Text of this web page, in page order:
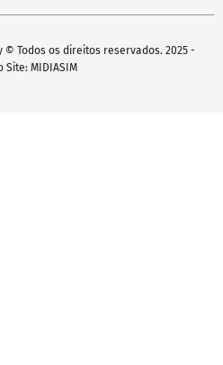
© Todos os direitos reservados. 2025 -
Site: MIDIASIM